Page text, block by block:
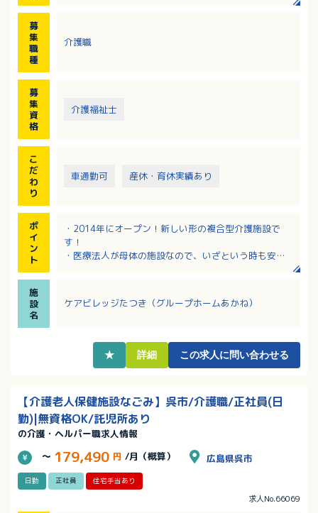
募
集
職
種
介護職
募
集
資
格
介護福祉士
こ
だ
わ
り
車通勤可 産休・育休実績あり
ポ
イ
ン
ト
・2014年にオープン！新しい形の複合型介護施設で
す！
・医療法人が母体の施設なので、いざという時も安
が整っています！
・定年65歳、リフレッシュ休暇やレクリエーション等
施
設
名
ケアビレッジたつき（グループホームあかね）
★ 詳細 この求人に問い合わせる
【介護老人保健施設なごみ】呉市/介護職/正社員(日
勤)|無資格OK/託児所あり
の介護・ヘルパー職求人情報
～ 179,490 円 /月（概算） 広島県呉市
日勤 正社員 住宅手当あり
求人No.66069